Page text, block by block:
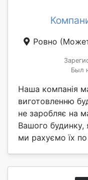
Ровно
Был
Наша компанія
виготовленню
не заробляє на
Вашого будинку,
ми рахуємо їх по